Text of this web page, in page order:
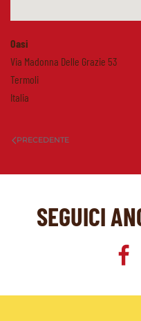
Oasi
Via Madonna Delle Grazie 53
Termoli
Italia
PRECEDENTE
SEGUICI